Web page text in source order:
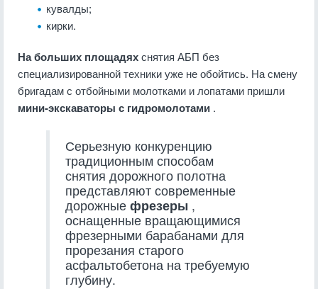
кувалды;
кирки.
На больших площадяхснятия АБП без
специализированной техники уже не обойтись. На смену
бригадам с отбойными молотками и лопатами пришли
мини-экскаваторы с гидромолотами .
Серьезную конкуренцию
традиционным способам
снятия дорожного полотна
представляют современные
дорожные фрезеры ,
оснащенные вращающимися
фрезерными барабанами для
прорезания старого
асфальтобетона на требуемую
глубину.